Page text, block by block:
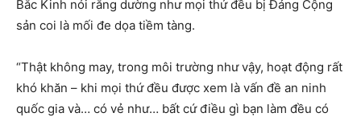
Bắc Kinh nói rằng dường như mọi thứ đều bị Đảng Cộng
sản coi là mối đe dọa tiềm tàng.
“Thật không may, trong môi trường như vậy, hoạt động rất
khó khăn – khi mọi thứ đều được xem là vấn đề an ninh
quốc gia và… có vẻ như… bất cứ điều gì bạn làm đều có